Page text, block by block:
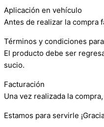
Aplicación en vehículo
Antes de realizar la compra
Términos y condiciones
El producto debe ser
sucio.
Facturación
Una vez realizada la
Estamos para servirle